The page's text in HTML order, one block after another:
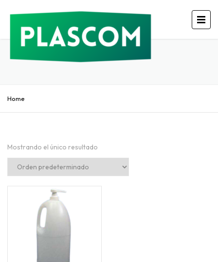
Home
Mostrando el único resultado